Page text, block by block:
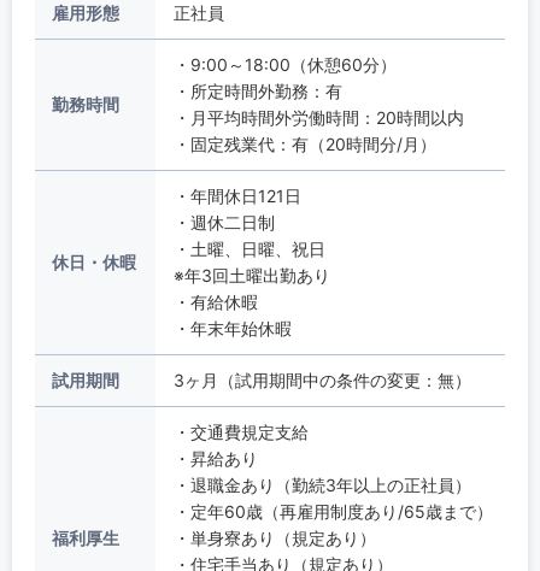
雇用形態 正社員
勤務時間
・9:00～18:00（休憩60分）
・所定時間外勤務：有
・月平均時間外労働時間：20時間以内
・固定残業代：有（20時間分/月）
休日・休暇
・年間休日121日
・週休二日制
・土曜、日曜、祝日
※年3回土曜出勤あり
・有給休暇
・年末年始休暇
試用期間 3ヶ月（試用期間中の条件の変更：無）
福利厚生
・交通費規定支給
・昇給あり
・退職金あり（勤続3年以上の正社員）
・定年60歳（再雇用制度あり/65歳まで）
・単身寮あり（規定あり）
・住宅手当あり（規定あり）